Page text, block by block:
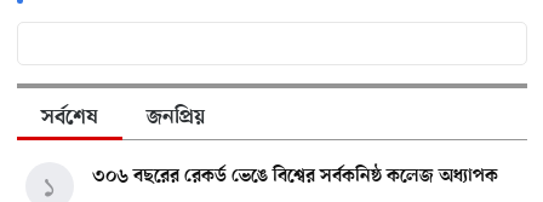
সর্বশেষ জনপ্রিয়
৩০৬ বছরের রেকর্ড ভেঙে বিশ্বের সর্বকনিষ্ঠ কলেজ অধ্যাপক
১